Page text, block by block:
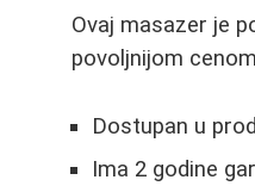
Ovaj masazer je
povoljnijom
Dostupan u
Ima 2 godine